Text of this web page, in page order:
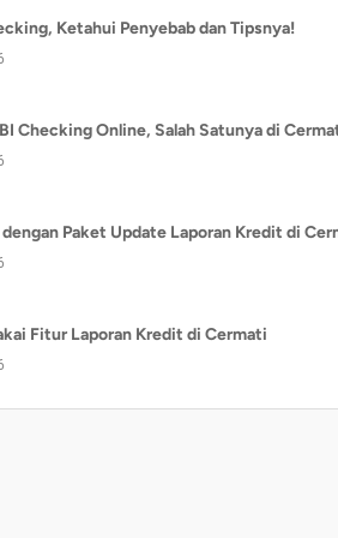
Ketahui Penyebab dan Tipsnya!
Checking Online, Salah Satunya di
Paket Update Laporan Kredit di
Fitur Laporan Kredit di Cermati